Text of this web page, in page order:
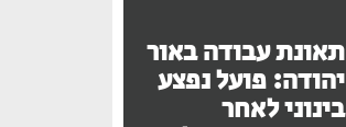
תאונת עבודה באור
יהודה: פועל נפצע
בינוני לאחר